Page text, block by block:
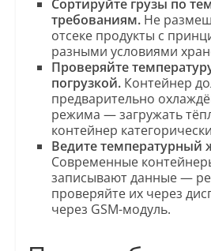
Сортируйте грузы по
требованиям.Не
отсеке продукты с
разными условиями
Проверяйте
погрузкой.Контейнер
предварительно
режима — загружать
контейнер
Ведите температурный
Современные
записывают данные —
проверяйте их через
через GSM-модуль.